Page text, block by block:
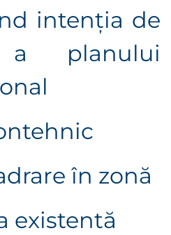
intenţia de
a planului
în zonă
existentă